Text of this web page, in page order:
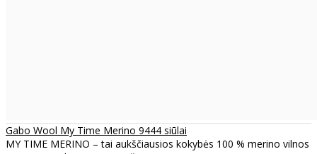
Gabo Wool My Time Merino 9444 siūlai
MY TIME MERINO – tai aukščiausios kokybės 100 % merino vilnos